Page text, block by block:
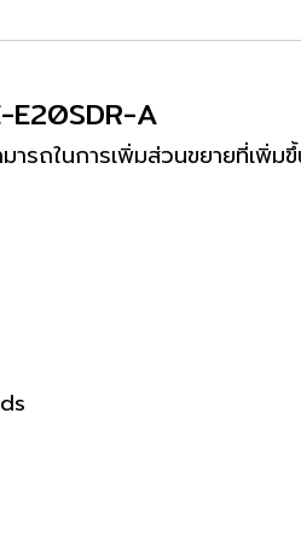
A
ารถในการเพิ่มส่วนขยายที่เ